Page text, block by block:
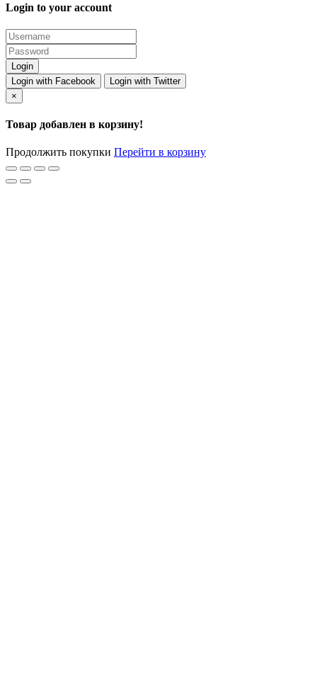
Login to your account
Login with Facebook
Login with Twitter
×
Товар добавлен в корзину!
Продолжить покупки Перейти в корзину